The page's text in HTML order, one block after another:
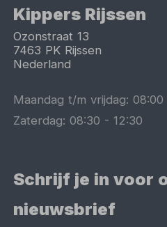
Kippers Rijssen
Ozonstraat 13
7463 PK Rijssen
Nederland
Maandag t/m vrijdag:08:00
Zaterdag:08:30 -12:30
Schrijf je in voor
nieuwsbrief